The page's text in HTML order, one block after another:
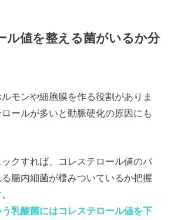
ル値を整える菌がいるか分
モンや細胞膜を作る役割がありま
ールが多いと動脈硬化の原因にも
クすれば、コレステロール値のバ
腸内細菌が棲みついているか把握
う乳酸菌にはコレステロール値を下